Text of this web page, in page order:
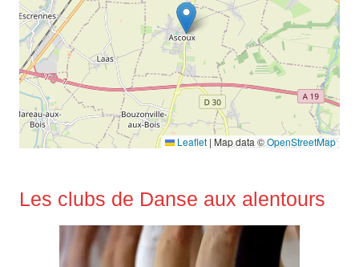
Leaflet | Map data ©OpenStreetMap
Les clubs de Danse aux alentours